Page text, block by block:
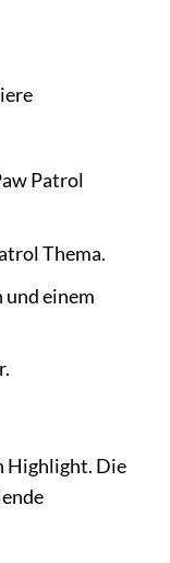
Patrol
Thema.
einem
Highlight. Die